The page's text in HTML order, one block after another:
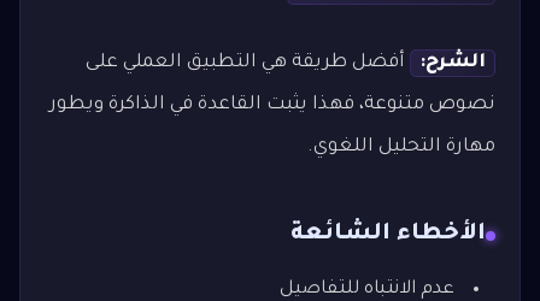
الشرح: أفضل طريقة هي التطبيق العملي على
نصوص متنوعة، فهذا يثبت القاعدة في الذاكرة ويطور
مهارة التحليل اللغوي.
الأخطاء الشائعة
عدم الانتباه للتفاصيل